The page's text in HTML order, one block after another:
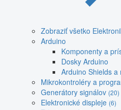
Zobraziť všetko
Arduino
Komponenty a
Dosky Arduino
Arduino Shields a
Mikrokontroléry a
Generátory signálov (20)
Elektronické displeje (6)